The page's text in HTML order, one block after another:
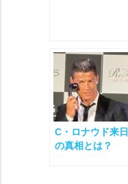
C・ロナウド来日
の真相とは？